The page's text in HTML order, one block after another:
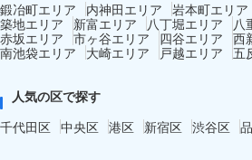
鍛冶町エリア
内神田エリア 岩本町エリア
築地エリア
新富エリア 八丁堀エリア 八
赤坂エリア 市ヶ谷エリア 四谷エリア 西
南池袋エリア
大崎エリア 戸越エリア 五
人気の区で探す
千代田区 中央区 港区 新宿区 渋谷区